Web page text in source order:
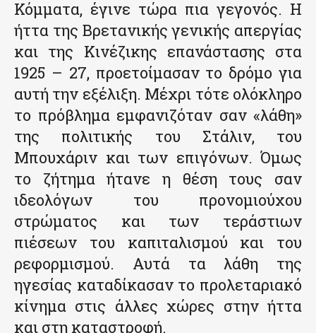
Κόμματα, έγινε τώρα πια γεγονός. Η
ήττα της Βρετανικής γενικής απεργίας
και της Κινέζικης επανάστασης στα
1925 – 27, προετοίμασαν το δρόμο για
αυτή την εξέλιξη. Μέχρι τότε ολόκληρο
το πρόβλημα εμφανιζόταν σαν «λάθη»
της πολιτικής του Στάλιν, του
Μπουχάριν και των επιγόνων. Όμως
το ζήτημα ήτανε η θέση τους σαν
ιδεολόγων του προνομιούχου
στρώματος και των τεράστιων
πιέσεων του καπιταλισμού και του
ρεφορμισμού. Αυτά τα λάθη της
ηγεσίας καταδίκασαν το προλεταριακό
κίνημα στις άλλες χώρες στην ήττα
και στη καταστροφή.